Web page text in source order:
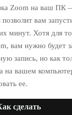
Zoom на ваш ПК
вам
минут. Хотя для
вам нужно будет
запись, но как
на вашем
ее.
сделать